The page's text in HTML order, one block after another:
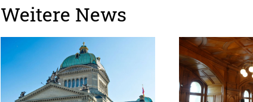
Weitere News